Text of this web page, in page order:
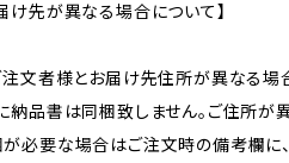
け先が異なる場合について】
注文者様とお届け先住所が異なる場
納品書は同梱致しません。ご住所が
必要な場合はご注文時の備考欄に、